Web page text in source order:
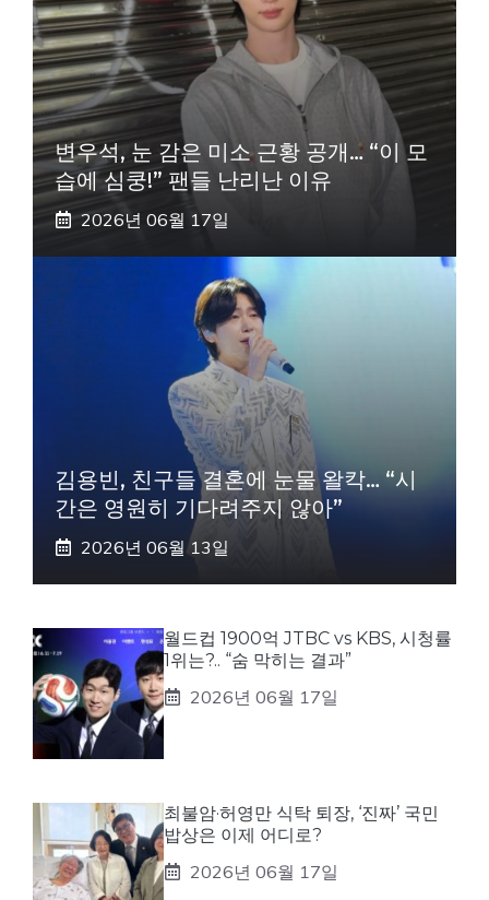
변우석, 눈 감은 미소 근황 공개… “이 모
습에 심쿵!” 팬들 난리난 이유
2026년 06월 17일
김용빈, 친구들 결혼에 눈물 왈칵… “시
간은 영원히 기다려주지 않아”
2026년 06월 13일
월드컵 1900억 JTBC vs KBS, 시청률
1위는?.. “숨 막히는 결과”
2026년 06월 17일
최불암·허영만 식탁 퇴장, ‘진짜’ 국민
밥상은 이제 어디로?
2026년 06월 17일